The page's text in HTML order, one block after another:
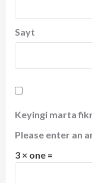
Sayt
Keyingi marta
Please enter an
3 × one =